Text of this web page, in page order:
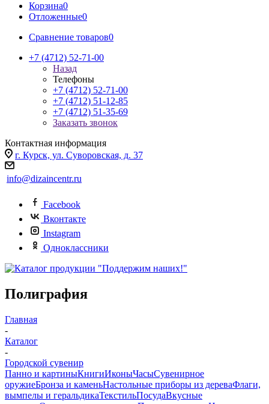
Корзина0
Отложенные0
Сравнение товаров0
+7 (4712) 52-71-00
Назад
Телефоны
+7 (4712) 52-71-00
+7 (4712) 51-12-85
+7 (4712) 51-35-69
Заказать звонок
Контактная информация
г. Курск, ул. Суворовская, д. 37
info@dizaincentr.ru
Facebook
Вконтакте
Instagram
Одноклассники
Полиграфия
Главная
-
Каталог
-
Городской сувенир
Панно и картиныКнигиИконыЧасыСувенирное
оружиеБронза и каменьНастольные приборы из дереваФлаги,
вымпелы и геральдикаТекстильПосудаВкусные